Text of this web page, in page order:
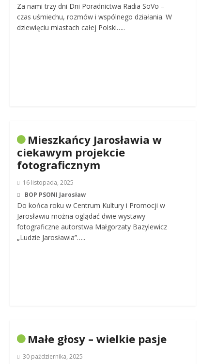
Za nami trzy dni Dni Poradnictwa Radia SoVo –
czas uśmiechu, rozmów i wspólnego działania. W
dziewięciu miastach całej Polski…..
Mieszkańcy Jarosławia w
ciekawym projekcie
fotograficznym
16 listopada, 2025
BOP PSONI Jarosław
Do końca roku w Centrum Kultury i Promocji w
Jarosławiu można oglądać dwie wystawy
fotograficzne autorstwa Małgorzaty Bazylewicz
„Ludzie Jarosławia”…..
Małe głosy – wielkie pasje
30 października, 2025